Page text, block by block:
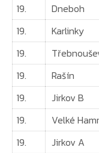
19.
Dneboh
19.
Karlinky
19.
19.
Rašín
19.
Jirkov B
19.
Velké
19.
Jirkov A